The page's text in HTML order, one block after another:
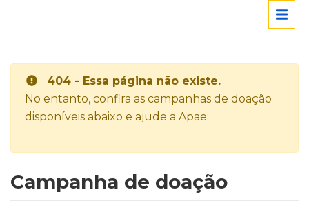
404 - Essa página não existe.
No entanto, confira as campanhas de doação
disponíveis abaixo e ajude a Apae:
Campanha de doação